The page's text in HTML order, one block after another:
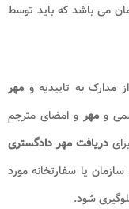
هزار تومان می باشد که باید توسط
به تاییدیه و مهر
ومهرو امضای مترجم
دریافت مهر دادگستری
یا سفارتخانه مورد
شود.